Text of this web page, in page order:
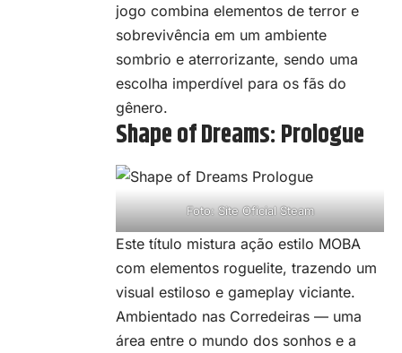
jogo combina elementos de terror e
sobrevivência em um ambiente
sombrio e aterrorizante, sendo uma
escolha imperdível para os fãs do
gênero.
Shape of Dreams: Prologue
Foto: Site Oficial Steam
Este título mistura ação estilo MOBA
com elementos roguelite, trazendo um
visual estiloso e gameplay viciante.
Ambientado nas Corredeiras — uma
área entre o mundo dos sonhos e a